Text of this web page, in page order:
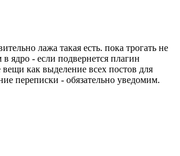
лажа такая есть. пока трогать не
ядро - если подвернется плагин
как выделение всех постов для
переписки - обязательно уведомим.